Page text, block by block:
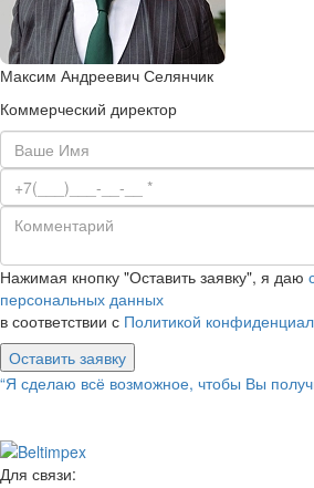
Максим Андреевич Селянчик
Коммерческий директор
Нажимая кнопку "Оставить заявку", я даю
персональных данных
в соответствии с Политикой
Оставить заявку
“Я сделаю всё возможное, чтобы Вы
Для связи: